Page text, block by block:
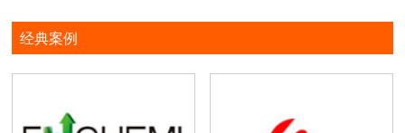
经典案例